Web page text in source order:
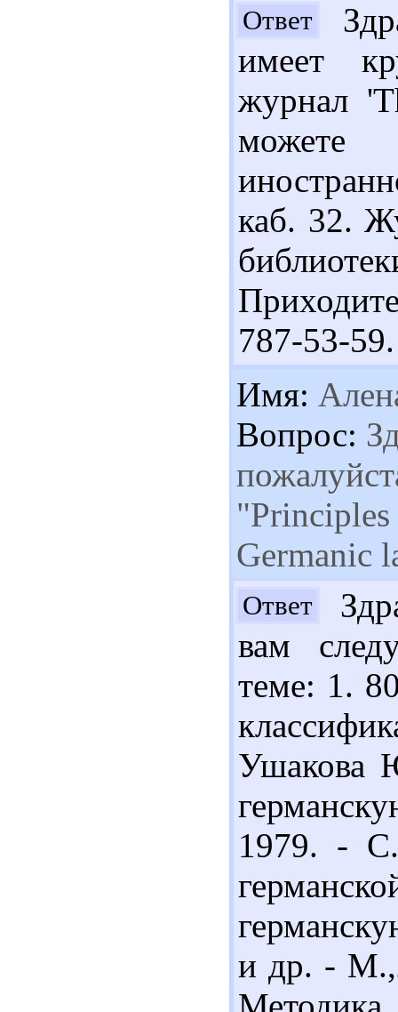
Ответ
имеет
журнал
можете
каб. 32.
787-53-59.
Имя:
Вопрос:
Germanic
Ответ
вам
теме: 1.
Ушакова
1979. -
и др. -